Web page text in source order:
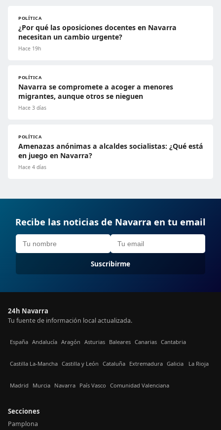
POLÍTICA
¿Por qué las oposiciones docentes en Navarra
necesitan un cambio urgente?
Hace 19h
POLÍTICA
Navarra se compromete a acoger a menores
migrantes, aunque otros se nieguen
Hace 3 días
POLÍTICA
Amenazas anónimas a alcaldes socialistas: ¿Qué está
en juego en Navarra?
Hace 4 días
Recibe las noticias de Navarra en tu email
Suscribirme
24h Navarra
Tu fuente de información local actualizada.
España Andalucía Aragón Asturias Baleares Canarias Cantabria
Castilla La-Mancha Castilla y León Cataluña Extremadura Galicia La Rioja
Madrid Murcia Navarra País Vasco Comunidad Valenciana
Secciones
Pamplona